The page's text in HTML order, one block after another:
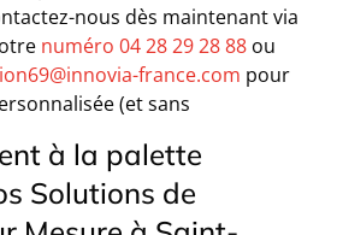
nous dès maintenant via
numéro 04 28 29 28 88 ou
france.com pour
(et sans
à la palette
Solutions de